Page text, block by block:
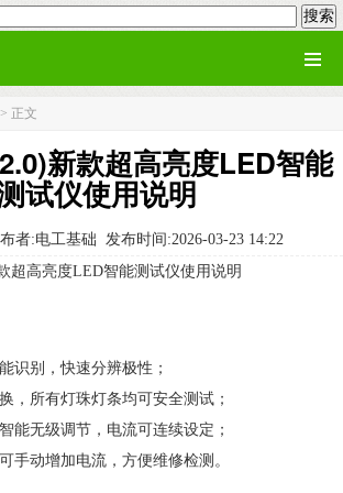
> 正文
新款超高亮度LED智能
试仪使用说明
者:电工基础 发布时间:2026-03-23 14:22
超高亮度LED智能测试仪使用说明
识别，快速分辨极性；
，所有灯珠灯条均可安全测试；
能无级调节，电流可连续设定；
手动增加电流，方便维修检测。